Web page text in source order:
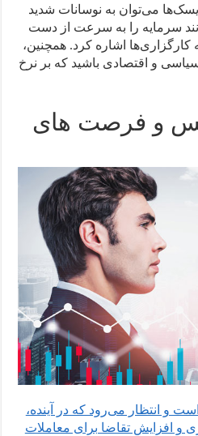
می‌توان به نوسانات شدید
سرمایه را به سرعت از دست
اشاره کرد. همچنین،
و اقتصادی باشید که بر نرخ
و فرصت های
و انتظار می‌رود که در آینده،
و افزایش تقاضا برای معاملات